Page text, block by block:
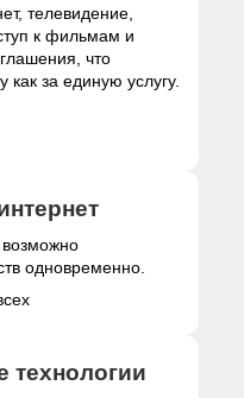
телевидение,
к фильмам и
что
как за единую услугу.
одновременно.